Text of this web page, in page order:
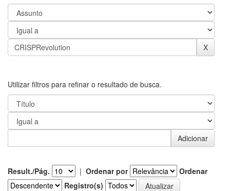
Utilizar filtros para refinar o resultado de busca.
Result./Pág. | Ordenar por
Ordenar
Registro(s)